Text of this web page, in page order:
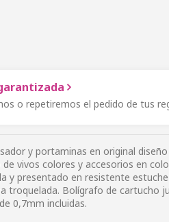
o repetiremos el pedido de tus
y portaminas en original diseño
vivos colores y accesorios en
y presentado en resistente
troquelada. Bolígrafo de cartucho
0,7mm incluidas.